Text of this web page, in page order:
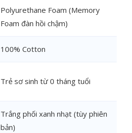
Polyurethane Foam (Memory
Foam đàn hồi chậm)
100% Cotton
Trẻ sơ sinh từ 0 tháng tuổi
Trắng phối xanh nhạt (tùy phiên
bản)